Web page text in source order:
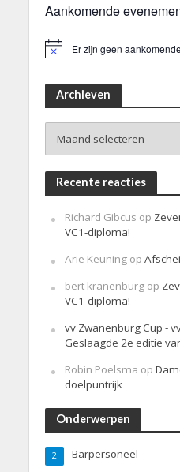
Aankomende
Er zijn geen
Archieven
Recente reacties
Richard Gibcus op
VC1-diploma!
Arie Keuningop
bert kranenburgop
VC1-diploma!
vv Zwanenburg Cup -
Geslaagde 2e editie
Robin Poelsma op
doelpuntrijk
Onderwerpen
Barpersoneel
2